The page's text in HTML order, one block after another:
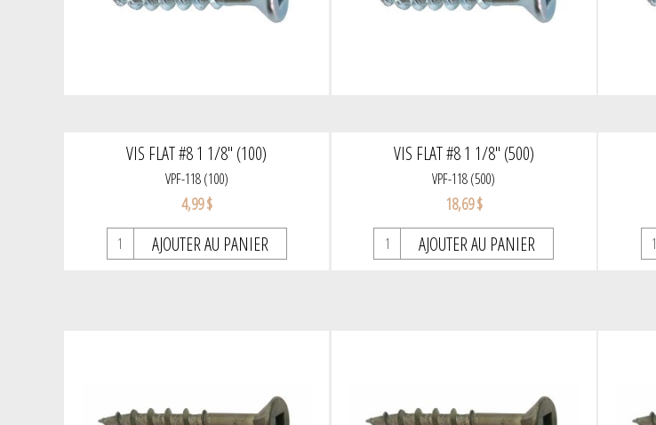
VIS FLAT #8 1 1/8" (100)
VPF-118 (100)
4,99 $
AJOUTER AU PANIER
VIS FLAT #8 1 1/8" (500)
VPF-118 (500)
18,69 $
AJOUTER AU PANIER